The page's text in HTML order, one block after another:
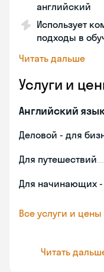
английский
Использует
подходы в
Читать дальше
Услуги и
Английский
Деловой - для
Для путешествий
Для начинающих
Все услуги и цены
Читать